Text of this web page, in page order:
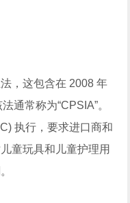
，这包含在 2008 年
通常称为“CPSIA”。
执行，要求进口商和
童玩具和儿童护理用